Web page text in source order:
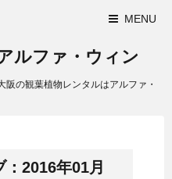
MENU
ルファ・ウィン
の観葉植物レンタルはアルファ・
：2016年01月